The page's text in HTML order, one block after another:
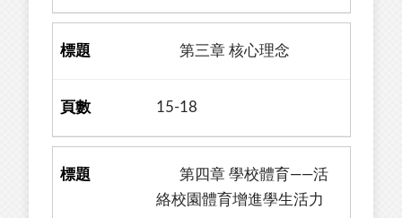
第三章 核心理念
15-18
第四章 學校體育——活
絡校園體育增進學生活力